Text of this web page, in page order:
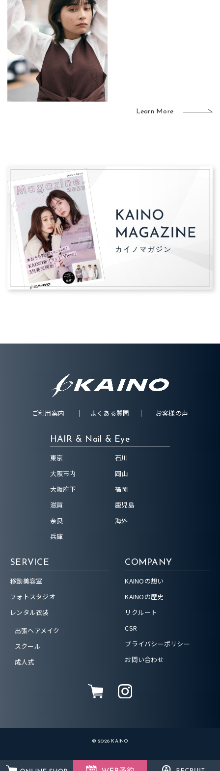
Learn More
ご利用案内 よくある質問 お客様の声
HAIR & Nail & Eye
東京
大阪市内
大阪府下
滋賀
奈良
兵庫
石川
岡山
福岡
鹿児島
海外
SERVICE
移動美容室
フォトスタジオ
レンタル衣装
出張ヘアメイク
スクール
成人式
COMPANY
KAINOの想い
KAINOの歴史
リクルート
CSR
プライバシーポリシー
お問い合わせ
© 2026 KAINO